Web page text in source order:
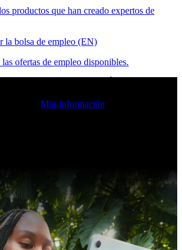
productos que han creado expertos de
la bolsa de empleo (EN)
ofertas de empleo disponibles.
Más información